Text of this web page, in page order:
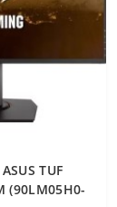
TUF
(90LM05H0-